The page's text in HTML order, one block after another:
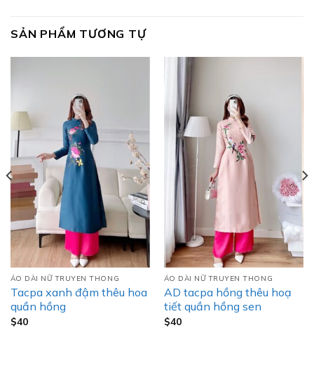
SẢN PHẨM TƯƠNG TỰ
ÁO DÀI NỮ TRUYEN THONG
Tacpa xanh đậm thêu hoa
quần hồng
$40
ÁO DÀI NỮ TRUYEN THONG
AD tacpa hồng thêu hoạ
tiết quần hồng sen
$40